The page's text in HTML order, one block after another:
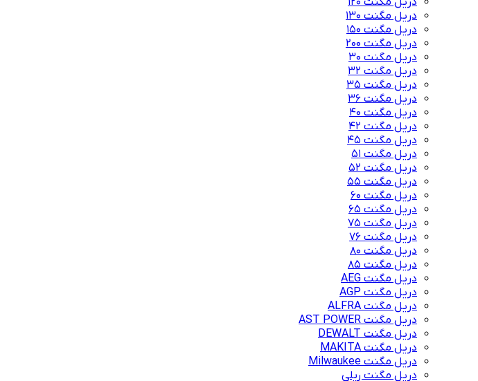
دریل مگنت 130
دریل مگنت 150
دریل مگنت 200
دریل مگنت 30
دریل مگنت 32
دریل مگنت 35
دریل مگنت 36
دریل مگنت 40
دریل مگنت 42
دریل مگنت 45
دریل مگنت 51
دریل مگنت 52
دریل مگنت 55
دریل مگنت 60
دریل مگنت 65
دریل مگنت 75
دریل مگنت 76
دریل مگنت 80
دریل مگنت 85
دریل مگنت AEG
دریل مگنت AGP
دریل مگنت ALFRA
دریل مگنت AST POWER
دریل مگنت DEWALT
دریل مگنت MAKITA
دریل مگنت Milwaukee
دریل مگنت ریلی